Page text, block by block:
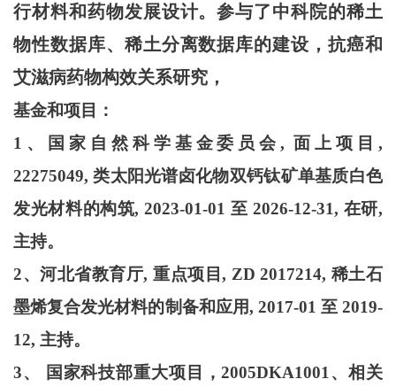
行材料和药物发展设计。参与了中科院的稀土
物性数据库、稀土分离数据库的建设，抗癌和
艾滋病药物构效关系研究，
基金和项目：
1、国家自然科学基金委员会, 面上项目,
22275049, 类太阳光谱卤化物双钙钛矿单基质白色
发光材料的构筑, 2023-01-01 至 2026-12-31, 在研,
主持。
2、河北省教育厅, 重点项目, ZD 2017214, 稀土石
墨烯复合发光材料的制备和应用, 2017-01 至 2019-
12, 主持。
3、 国家科技部重大项目，2005DKA1001、相关